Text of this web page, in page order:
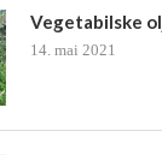
Vegetabilske
14. mai 2021